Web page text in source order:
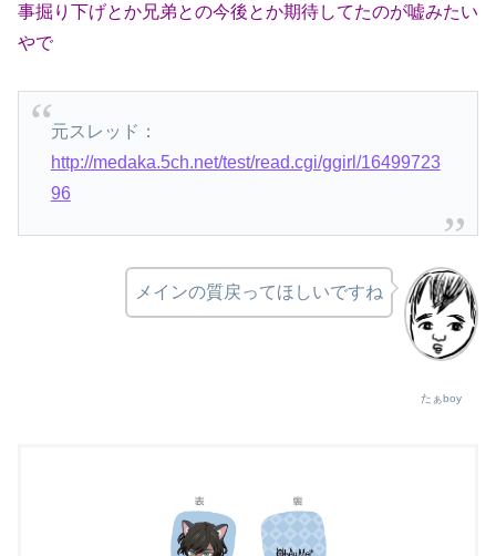
事掘り下げとか兄弟との今後とか期待してたのが嘘みたい
やで
元スレッド：
http://medaka.5ch.net/test/read.cgi/ggirl/16499723
96
たぁboy
メインの質戻ってほしいですね